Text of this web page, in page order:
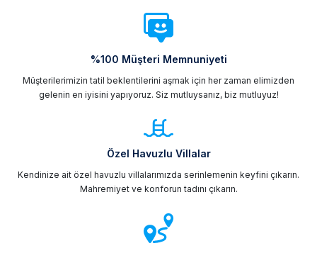
%100 Müşteri Memnuniyeti
Müşterilerimizin tatil beklentilerini aşmak için her zaman elimizden
gelenin en iyisini yapıyoruz. Siz mutluysanız, biz mutluyuz!
Özel Havuzlu Villalar
Kendinize ait özel havuzlu villalarımızda serinlemenin keyfini çıkarın.
Mahremiyet ve konforun tadını çıkarın.